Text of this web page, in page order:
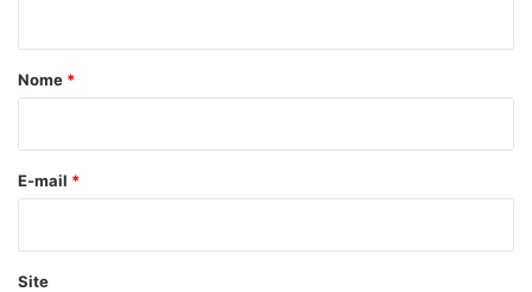
r
*
Nome *
E-mail *
Site